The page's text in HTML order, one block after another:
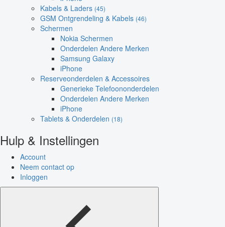
Kabels & Laders (45)
GSM Ontgrendeling & Kabels (46)
Schermen
Nokia Schermen
Onderdelen Andere Merken
Samsung Galaxy
iPhone
Reserveonderdelen & Accessoires
Generieke Telefoononderdelen
Onderdelen Andere Merken
iPhone
Tablets & Onderdelen (18)
Hulp & Instellingen
Account
Neem contact op
Inloggen